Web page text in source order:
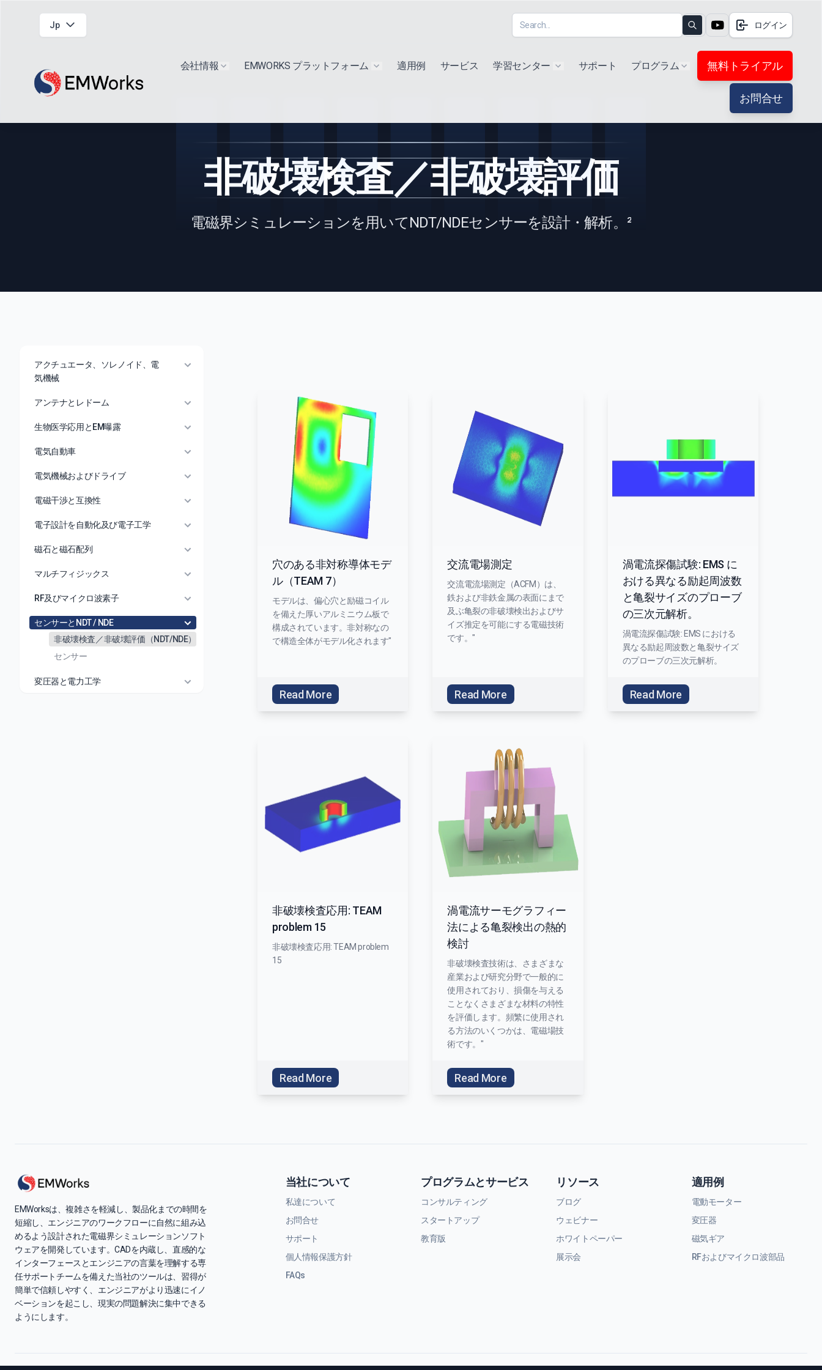
Jp Search ログイン
会社情報 Show submenu for "Extra"
EMWORKS プラットフォーム Show submenu for "Products"
適用例 サービス 学習センター Show submenu for "Products"
サポート プログラム Show submenu for "Extra"
無料トライアル
お問合せ
非破壊検査／非破壊評価
電磁界シミュレーションを用いてNDT/NDEセンサーを設計・解析。²
アクチュエータ、ソレノイド、電
気機械
アンテナとレドーム
生物医学応用とEM曝露
電気自動車
電気機械およびドライブ
電磁干渉と互換性
電子設計を自動化及び電子工学
磁石と磁石配列
マルチフィジックス
RF及びマイクロ波素子
センサーとNDT / NDE
非破壊検査／非破壊評価（NDT/NDE）
センサー
変圧器と電力工学
穴のある非対称導体モデ
ル（TEAM 7）
モデルは、偏心穴と励磁コイル
を備えた厚いアルミニウム板で
構成されています。非対称なの
で構造全体がモデル化されます"
Read More
交流電場測定
交流電流場測定（ACFM）は、
鉄および非鉄金属の表面にまで
及ぶ亀裂の非破壊検出およびサ
イズ推定を可能にする電磁技術
です。"
Read More
渦電流探傷試験: EMS に
おける異なる励起周波数
と亀裂サイズのプローブ
の三次元解析。
渦電流探傷試験: EMS における
異なる励起周波数と亀裂サイズ
のプローブの三次元解析。
Read More
非破壊検査応用: TEAM
problem 15
非破壊検査応用: TEAM problem
15
Read More
渦電流サーモグラフィー
法による亀裂検出の熱的
検討
非破壊検査技術は、さまざまな
産業および研究分野で一般的に
使用されており、損傷を与える
ことなくさまざまな材料の特性
を評価します。頻繁に使用され
る方法のいくつかは、電磁場技
術です。"
Read More
EMWorksは、複雑さを軽減し、製品化までの時間を
短縮し、エンジニアのワークフローに自然に組み込
めるよう設計された電磁界シミュレーションソフト
ウェアを開発しています。CADを内蔵し、直感的な
インターフェースとエンジニアの言葉を理解する専
任サポートチームを備えた当社のツールは、習得が
簡単で信頼しやすく、エンジニアがより迅速にイノ
ベーションを起こし、現実の問題解決に集中できる
ようにします。
当社について
私達について
お問合せ
サポート
個人情報保護方針
FAQs
プログラムとサービス
コンサルティング
スタートアップ
教育版
リソース
ブログ
ウェビナー
ホワイトペーパー
展示会
適用例
電動モーター
変圧器
磁気ギア
RFおよびマイクロ波部品